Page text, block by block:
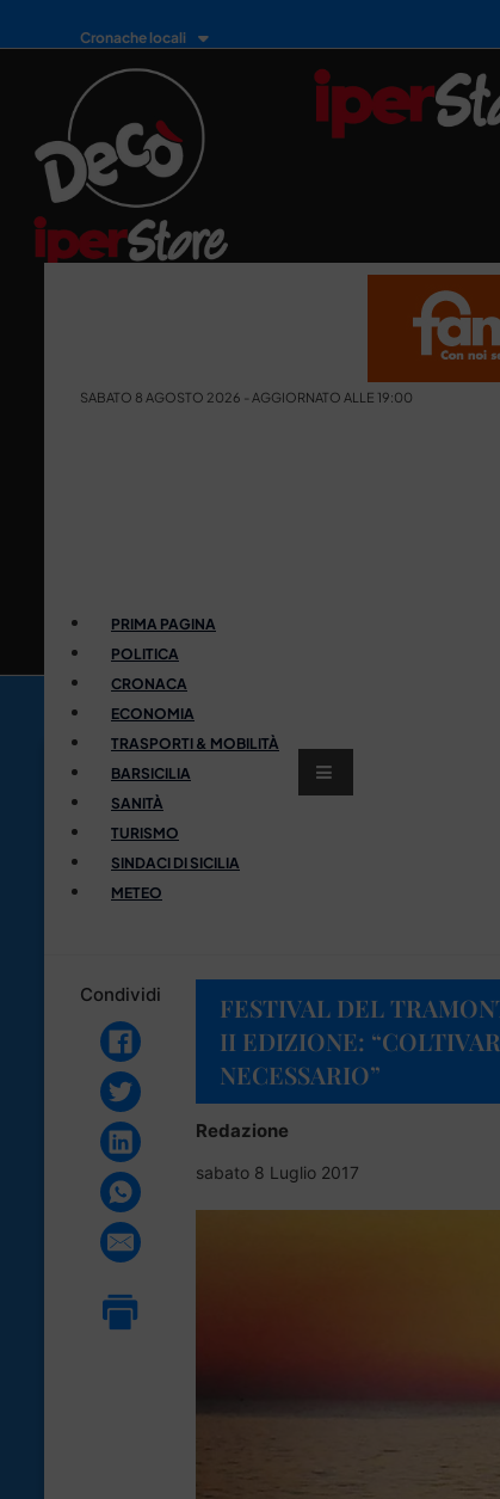
Cronache locali
SABATO 8 AGOSTO 2026 - AGGIORNATO ALLE 19:00
PRIMA PAGINA
POLITICA
CRONACA
ECONOMIA
TRASPORTI & MOBILITÀ
BARSICILIA
SANITÀ
TURISMO
SINDACI DI SICILIA
METEO
Condividi
FESTIVAL DEL
II EDIZIONE:
NECESSARIO”
Redazione
sabato 8 Luglio 2017